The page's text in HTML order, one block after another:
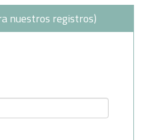
nuestros registros)